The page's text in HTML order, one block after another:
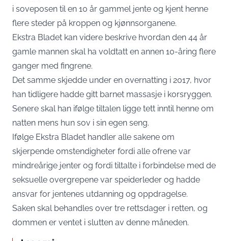
i soveposen til en 10 år gammel jente og kjent henne
flere steder på kroppen og kjønnsorganene.
Ekstra Bladet kan videre beskrive hvordan den 44 år
gamle mannen skal ha voldtatt en annen 10-åring flere
ganger med fingrene.
Det samme skjedde under en overnatting i 2017, hvor
han tidligere hadde gitt barnet massasje i korsryggen.
Senere skal han ifølge tiltalen ligge tett inntil henne om
natten mens hun sov i sin egen seng.
Ifølge Ekstra Bladet handler alle sakene om
skjerpende omstendigheter fordi alle ofrene var
mindreårige jenter og fordi tiltalte i forbindelse med de
seksuelle overgrepene var speiderleder og hadde
ansvar for jentenes utdanning og oppdragelse.
Saken skal behandles over tre rettsdager i retten, og
dommen er ventet i slutten av denne måneden.